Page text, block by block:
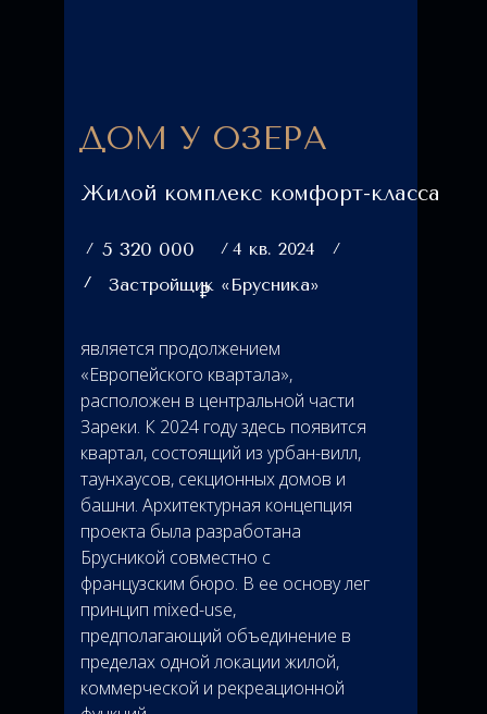
является продолжением
«Европейского квартала»,
расположен в центральной части
Зареки. К 2024 году здесь появится
квартал, состоящий из урбан-вилл,
таунхаусов, секционных домов и
башни. Архитектурная концепция
проекта была разработана
Брусникой совместно с
французским бюро. В ее основу лег
принцип mixed-use,
предполагающий объединение в
пределах одной локации жилой,
коммерческой и рекреационной
ДОМ У ОЗЕРА
5 320 000
₽
Застройщик «Брусника»
4 кв. 2024
Жилой комплекс комфорт-класса